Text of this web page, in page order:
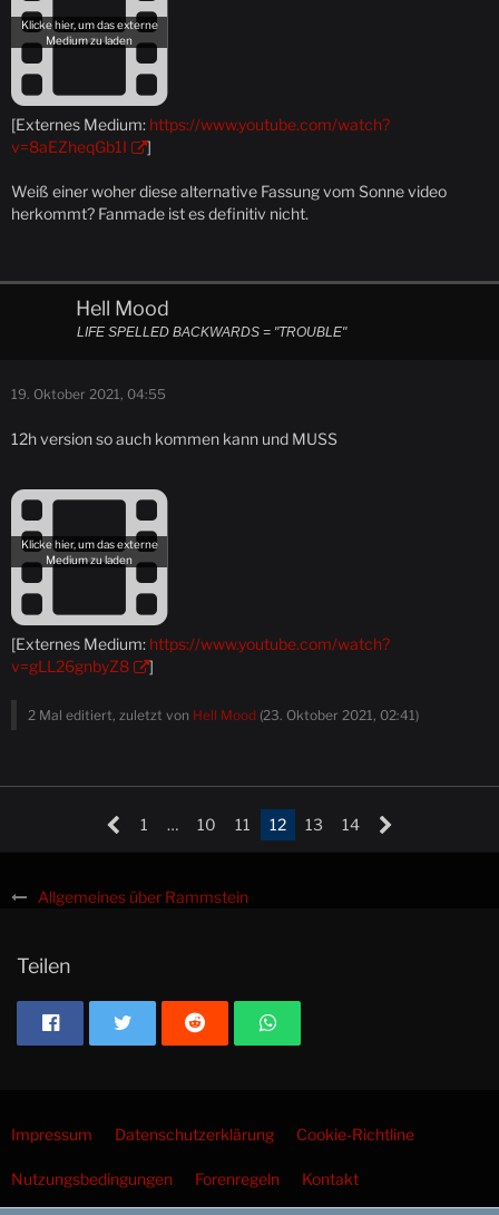
[Externes Medium: https://www.youtube.com/watch?
v=8aEZheqGb1I
]
Weiß einer woher diese alternative Fassung vom Sonne video
herkommt? Fanmade ist es definitiv nicht.
Hell Mood
LIFE SPELLED BACKWARDS = "TROUBLE"
19. Oktober 2021, 04:55
12h version so auch kommen kann und MUSS
[Externes Medium: https://www.youtube.com/watch?
v=gLL26gnbyZ8
]
2 Mal editiert, zuletzt von Hell Mood (23. Oktober 2021, 02:41)
1 … 10 11 12 13 14
Allgemeines über Rammstein
Teilen
Impressum Datenschutzerklärung Cookie-Richtline
Nutzungsbedingungen Forenregeln Kontakt